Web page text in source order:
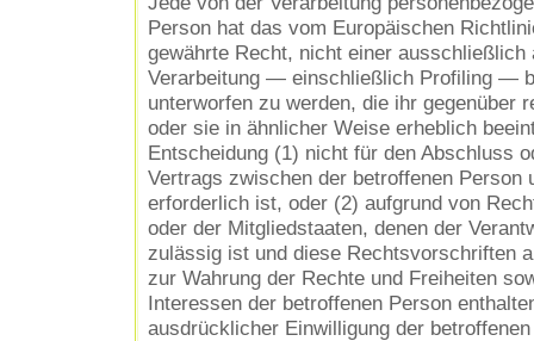
Person hat das vom Europäischen
gewährte Recht, nicht einer ausschließlich
Verarbeitung — einschließlich Profiling —
unterworfen zu werden, die ihr gegenüber
oder sie in ähnlicher Weise erheblich
Entscheidung (1) nicht für den Abschluss
Vertrags zwischen der betroffenen Person
erforderlich ist, oder (2) aufgrund von
oder der Mitgliedstaaten, denen der
zulässig ist und diese Rechtsvorschriften
zur Wahrung der Rechte und Freiheiten
Interessen der betroffenen Person
ausdrücklicher Einwilligung der